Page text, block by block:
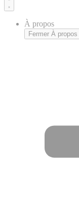
À propos
Fermer À propos